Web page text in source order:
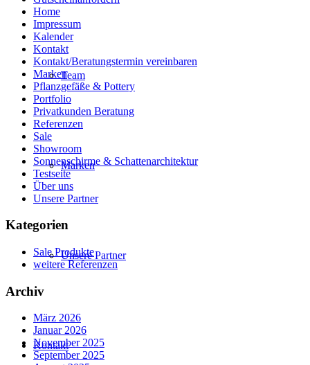
Team
Marken
Unsere Partner
Kontakt
Home
Impressum
Kalender
Kontakt
Kontakt/Beratungstermin vereinbaren
Marken
Pflanzgefäße & Pottery
Portfolio
Privatkunden Beratung
Referenzen
Sale
Showroom
Sonnenschirme & Schattenarchitektur
Testseite
Über uns
Unsere Partner
Kategorien
Sale Produkte
weitere Referenzen
Archiv
März 2026
Januar 2026
November 2025
September 2025